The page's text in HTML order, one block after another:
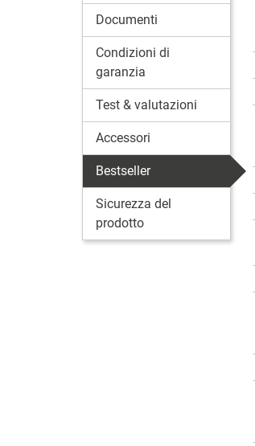
Documenti
Condizioni di
garanzia
Test & valutazioni
Accessori
Bestseller
Sicurezza del
prodotto